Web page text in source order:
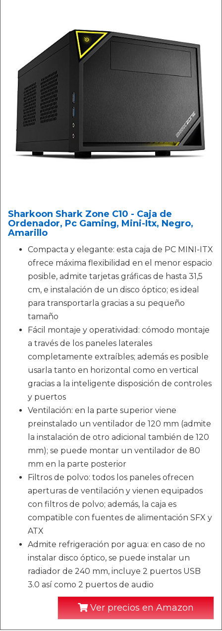
Sharkoon Shark Zone C10 - Caja de
Ordenador, Pc Gaming, Mini-Itx, Negro,
Amarillo
Compacta y elegante: esta caja de PC MINI-ITX
ofrece máxima flexibilidad en el menor espacio
posible, admite tarjetas gráficas de hasta 31,5
cm, e instalación de un disco óptico; es ideal
para transportarla gracias a su pequeño
tamaño
Fácil montaje y operatividad: cómodo montaje
a través de los paneles laterales
completamente extraíbles; además es posible
usarla tanto en horizontal como en vertical
gracias a la inteligente disposición de controles
y puertos
Ventilación: en la parte superior viene
preinstalado un ventilador de 120 mm (admite
la instalación de otro adicional también de 120
mm); se puede montar un ventilador de 80
mm en la parte posterior
Filtros de polvo: todos los paneles ofrecen
aperturas de ventilación y vienen equipados
con filtros de polvo; además, la caja es
compatible con fuentes de alimentación SFX y
ATX
Admite refrigeración por agua: en caso de no
instalar disco óptico, se puede instalar un
radiador de 240 mm, incluye 2 puertos USB
3.0 así como 2 puertos de audio
Ver precios en Amazon